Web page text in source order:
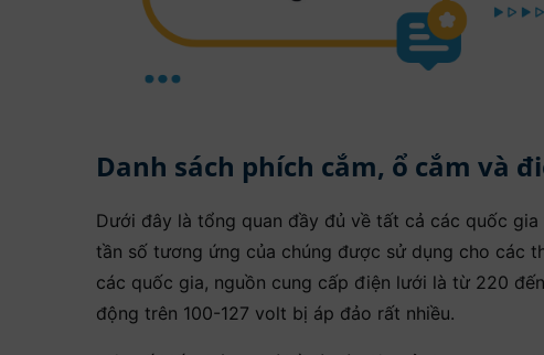
Danh sách phích cắm, ổ cắm và
Dưới đây là tổng quan đầy đủ về tất cả các quốc
tần số tương ứng của chúng được sử dụng cho các
các quốc gia, nguồn cung cấp điện lưới là từ 220
động trên 100-127 volt bị áp đảo rất nhiều.